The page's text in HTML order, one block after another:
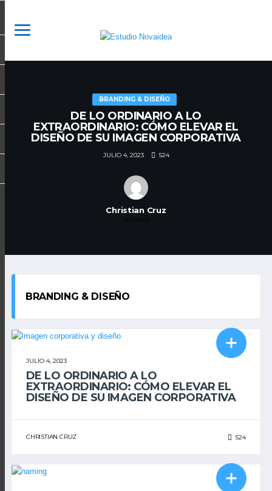
BRANDING & DISEÑO
DE LO ORDINARIO A LO
EXTRAORDINARIO: CÓMO ELEVAR EL
DISEÑO DE SU IMAGEN CORPORATIVA
JULIO 4, 2023 524
Christian Cruz
BRANDING & DISEÑO
JULIO 4, 2023
DE LO ORDINARIO A LO
EXTRAORDINARIO: CÓMO ELEVAR EL
DISEÑO DE SU IMAGEN CORPORATIVA
CHRISTIAN CRUZ 524